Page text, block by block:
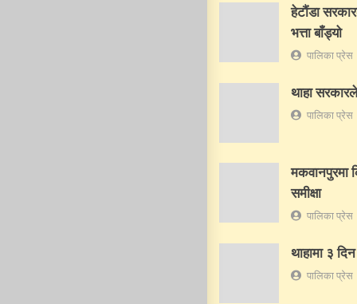
हेटौंडा
भत्ता बाँड्यो
पालिका प्रेस
थाहा सरकारले
पालिका प्रेस
मकवानपुरमा
समीक्षा
पालिका प्रेस
थाहामा ३
पालिका प्रेस